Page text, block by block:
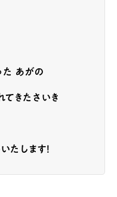
た あがの
てきたさいき
たします！